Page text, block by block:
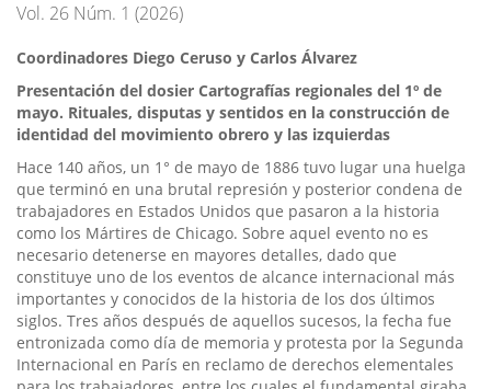
Vol. 26 Núm. 1 (2026)
Coordinadores Diego Ceruso y Carlos Álvarez
Presentación del dosier Cartografías regionales del 1º de
mayo. Rituales, disputas y sentidos en la construcción de
identidad del movimiento obrero y las izquierdas
Hace 140 años, un 1° de mayo de 1886 tuvo lugar una huelga
que terminó en una brutal represión y posterior condena de
trabajadores en Estados Unidos que pasaron a la historia
como los Mártires de Chicago. Sobre aquel evento no es
necesario detenerse en mayores detalles, dado que
constituye uno de los eventos de alcance internacional más
importantes y conocidos de la historia de los dos últimos
siglos. Tres años después de aquellos sucesos, la fecha fue
entronizada como día de memoria y protesta por la Segunda
Internacional en París en reclamo de derechos elementales